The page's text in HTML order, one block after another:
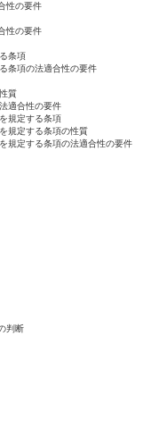
性の要件
性の要件
条項
条項の法適合性の要件
質
適合性の要件
規定する条項
規定する条項の性質
規定する条項の法適合性の要件
判断